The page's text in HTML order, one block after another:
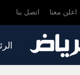
اعلن معنا اتصل بنا